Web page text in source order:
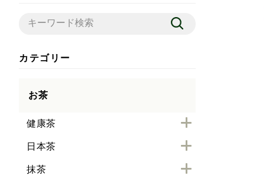
カテゴリー
お茶
健康茶
日本茶
抹茶